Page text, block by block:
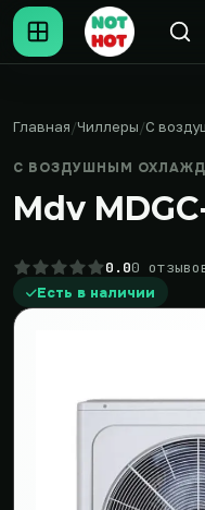
Главная Чиллеры С
С ВОЗДУШНЫМ
Mdv
0.00
Есть в наличии